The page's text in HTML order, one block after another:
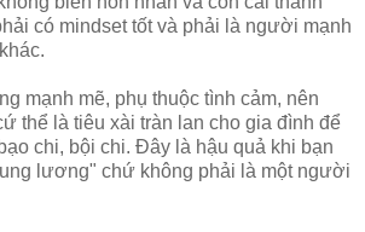
có mindset tốt và phải là người mạnh
mạnh mẽ, phụ thuộc tình cảm, nên
thể là tiêu xài tràn lan cho gia đình để
chi, bội chi. Đây là hậu quả khi bạn
lương" chứ không phải là một người